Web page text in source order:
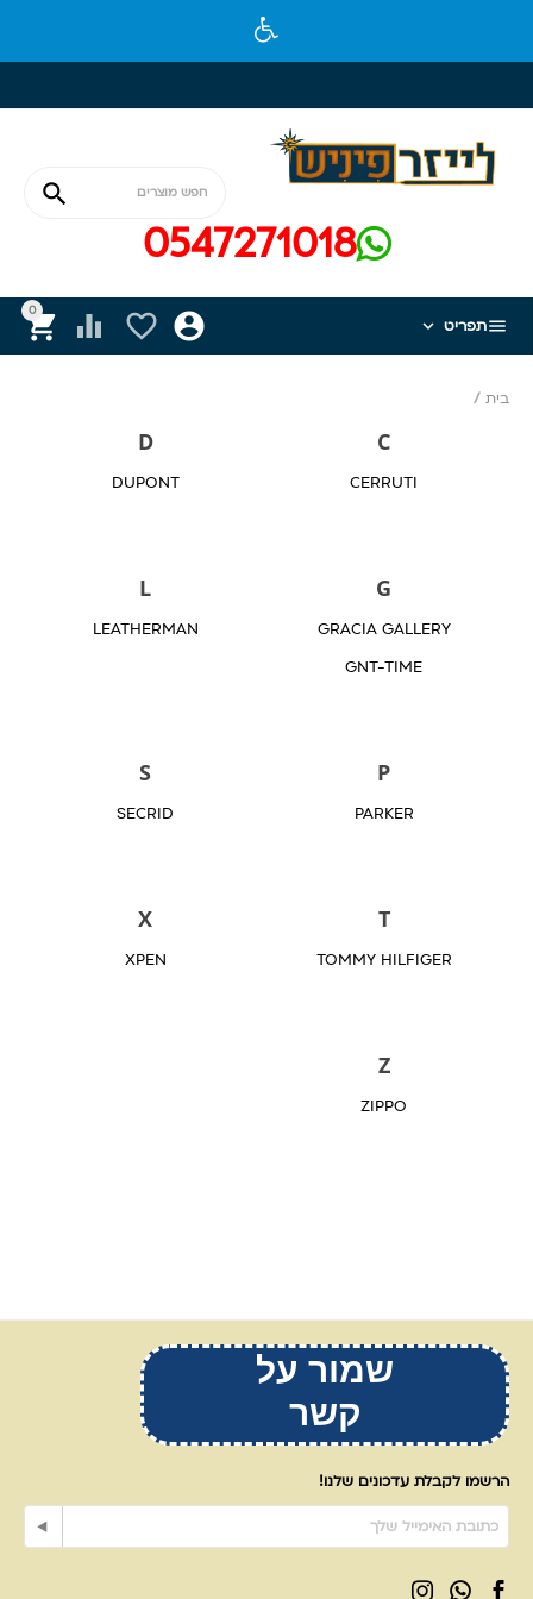
0547271018
0
 
 

תפריט 
בית /
C
CERRUTI
D
DUPONT
G
GRACIA GALLERY
GNT-TIME
L
LEATHERMAN
P
PARKER
S
SECRID
T
TOMMY HILFIGER
X
XPEN
Z
ZIPPO
שמור על
קשר
הרשמו לקבלת עדכונים שלנו!